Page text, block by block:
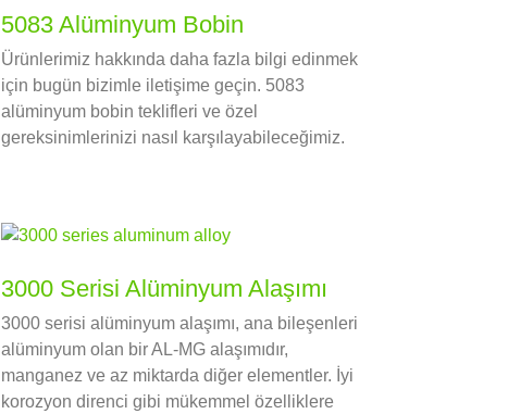
5083 Alüminyum Bobin
Ürünlerimiz hakkında daha fazla bilgi edinmek
için bugün bizimle iletişime geçin. 5083
alüminyum bobin teklifleri ve özel
gereksinimlerinizi nasıl karşılayabileceğimiz.
3000 Serisi Alüminyum Alaşımı
3000 serisi alüminyum alaşımı, ana bileşenleri
alüminyum olan bir AL-MG alaşımıdır,
manganez ve az miktarda diğer elementler. İyi
korozyon direnci gibi mükemmel özelliklere